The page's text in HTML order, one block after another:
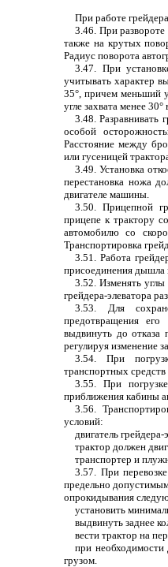
При работе грейдера
3.46. При развороте
также на крутых
Радиус поворота
3.47. При
учитывать характер
35°, причем меньший
угле захвата менее
3.48. Разравнивать
особой
Расстояние между
или гусеницей
3.49. Установка
перестановка ножа
двигателе машины.
3.50. Прицепной
прицепе к трактору
автомобилю со
Транспортировка
3.51. Работа
присоединения дышла
3.52. Изменять углы
грейдера-элеватора
3.53. Для
предотвращения его
выдвинуть до отказа
регулируя изменение
3.54. При
транспортных средств
3.55. При
приближения кабины
3.56.
условий:
двигатель
трактор должен
транспортер и
3.57. При
предельно
опрокидывания
установить
выдвинуть заднее
вести трактор на
при необходимости
грузом.